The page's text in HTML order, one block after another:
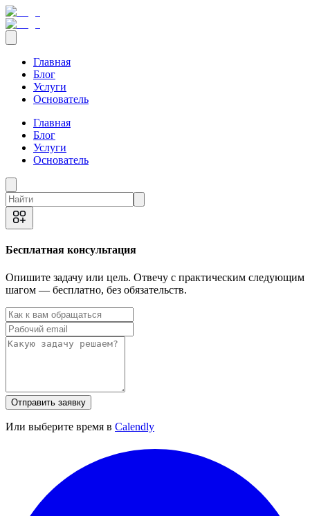
Главная
Блог
Услуги
Основатель
Главная
Блог
Услуги
Основатель
Бесплатная консультация
Опишите задачу или цель. Отвечу с практическим следующим
шагом — бесплатно, без обязательств.
Отправить заявку
Или выберите время в Calendly